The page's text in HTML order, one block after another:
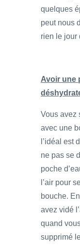
quelques
peut nous
rien le jour
Avoir une
Vous avez
avec une
l’idéal est
ne pas se
poche
l’air pour
bouche.
avez vidé
quand
supprimé